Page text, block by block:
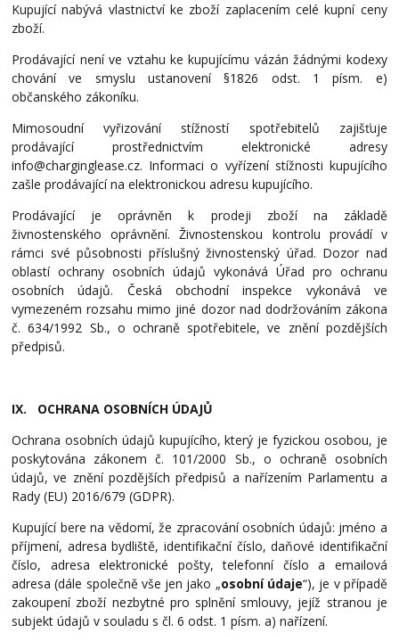
Kupující nabývá vlastnictví ke zboží zaplacením celé kupní ceny
zboží.
Prodávající není ve vztahu ke kupujícímu vázán žádnými kodexy
chování ve smyslu ustanovení §1826 odst. 1 písm. e)
občanského zákoníku.
Mimosoudní vyřizování stížností spotřebitelů zajišťuje
prodávající prostřednictvím elektronické adresy
info@charginglease.cz. Informaci o vyřízení stížnosti kupujícího
zašle prodávající na elektronickou adresu kupujícího.
Prodávající je oprávněn k prodeji zboží na základě
živnostenského oprávnění. Živnostenskou kontrolu provádí v
rámci své působnosti příslušný živnostenský úřad. Dozor nad
oblastí ochrany osobních údajů vykonává Úřad pro ochranu
osobních údajů. Česká obchodní inspekce vykonává ve
vymezeném rozsahu mimo jiné dozor nad dodržováním zákona
č. 634/1992 Sb., o ochraně spotřebitele, ve znění pozdějších
předpisů.
IX. OCHRANA OSOBNÍCH ÚDAJŮ
Ochrana osobních údajů kupujícího, který je fyzickou osobou, je
poskytována zákonem č. 101/2000 Sb., o ochraně osobních
údajů, ve znění pozdějších předpisů a nařízením Parlamentu a
Rady (EU) 2016/679 (GDPR).
Kupující bere na vědomí, že zpracování osobních údajů: jméno a
příjmení, adresa bydliště, identifikační číslo, daňové identifikační
číslo, adresa elektronické pošty, telefonní číslo a emailová
adresa (dále společně vše jen jako „osobní údaje“), je v případě
zakoupení zboží nezbytné pro splnění smlouvy, jejíž stranou je
subjekt údajů v souladu s čl. 6 odst. 1 písm. a) nařízení.